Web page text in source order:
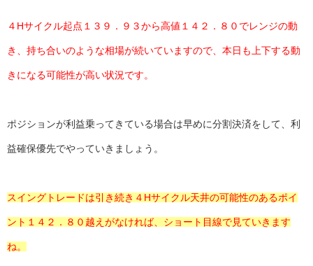
４Hサイクル起点１３９．９３から高値１４２．８０でレンジの動
き、持ち合いのような相場が続いていますので、本日も上下する動
きになる可能性が高い状況です。
ポジションが利益乗ってきている場合は早めに分割決済をして、利
益確保優先でやっていきましょう。
スイングトレードは引き続き４Hサイクル天井の可能性のあるポイ
ント１４２．８０越えがなければ、ショート目線で見ていきます
ね。